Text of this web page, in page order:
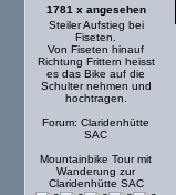
1781 x angesehen
Steiler Aufstieg bei
Fiseten.
Von Fiseten hinauf
Richtung Frittern heisst
es das Bike auf die
Schulter nehmen und
hochtragen.
Forum: Claridenhütte
SAC
Mountainbike Tour mit
Wanderung zur
Claridenhütte SAC